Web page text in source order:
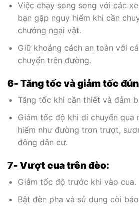
Việc chạy song song với các
bạn gặp nguy hiểm khi cần
chướng ngại vật.
Giữ khoảng cách an toàn với
chuyển trên đường.
6- Tăng tốc và giảm tốc
Tăng tốc khi cần thiết và đảm
Giảm tốc độ khi di chuyển qua
hiểm như đường trơn trượt,
đông dân cư.
7- Vượt cua trên đèo:
Giảm tốc độ trước khi vào cua.
Bật đèn pha và sử dụng còi